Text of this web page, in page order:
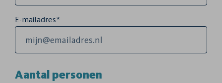
E-mailadres*
Aantal personen